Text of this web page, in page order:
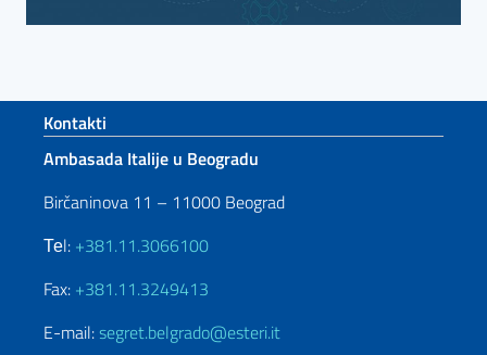
Footer section
Kontakti
Ambasada Italije u Beogradu
Birčaninova 11 – 11000 Beograd
Теl: +381.11.3066100
Fax: +381.11.3249413
E-mail:segret.belgrado@esteri.it